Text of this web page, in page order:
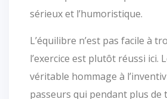
sérieux et l’humoristique.
L’équilibre n’est pas facile à
l’exercice est plutôt réussi ici.
véritable hommage à
passeurs qui pendant plus